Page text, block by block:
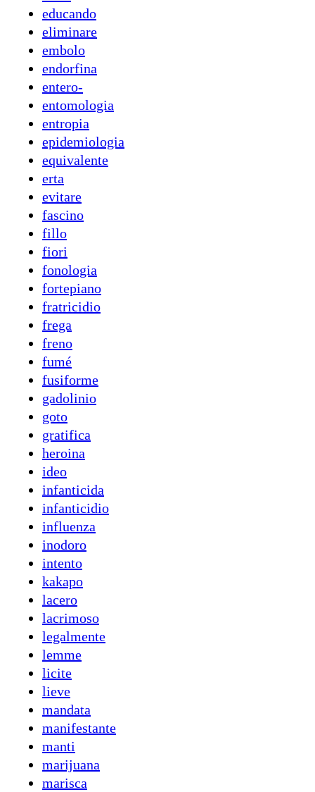
educando
eliminare
embolo
endorfina
entero-
entomologia
entropia
epidemiologia
equivalente
erta
evitare
fascino
fillo
fiori
fonologia
fortepiano
fratricidio
frega
freno
fumé
fusiforme
gadolinio
goto
gratifica
heroina
ideo
infanticida
infanticidio
influenza
inodoro
intento
kakapo
lacero
lacrimoso
legalmente
lemme
licite
lieve
mandata
manifestante
manti
marijuana
marisca